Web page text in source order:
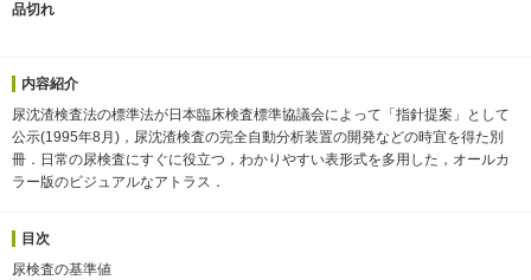
品切れ
内容紹介
尿沈渣検査法の標準法が日本臨床検査標準協議会によって「指針提案」として
公示(1995年8月)，尿沈渣検査の完全自動分析装置の開発などの時宜を得た別
冊．日常の尿検査にすぐに役立つ，わかりやすい表形式を多用した，オールカ
ラー版のビジュアルなアトラス．
目次
尿検査の基準値